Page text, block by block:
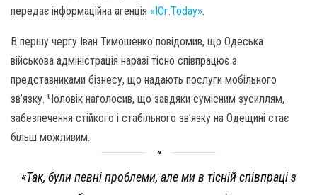
передає інформаційна агенція «Юг.Today».
В першу чергу Іван Тимошенко повідомив, що Одеська
військова адміністрація наразі тісно співпрацює з
представниками бізнесу, що надають послуги мобільного
зв’язку. Чоловік наголосив, що завдяки сумісним зусиллям,
забезпечення стійкого і стабільного зв’язку на Одещині стає
більш можливим.
«Так, були певні проблеми, але ми в тісній співпраці з